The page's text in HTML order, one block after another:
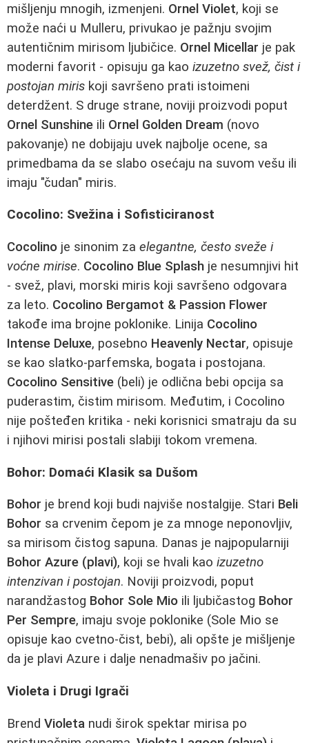
mišljenju mnogih, izmenjeni. Ornel Violet, koji se
može naći u Mulleru, privukao je pažnju svojim
autentičnim mirisom ljubičice. Ornel Micellar je pak
moderni favorit - opisuju ga kao izuzetno svež, čist i
postojan miris koji savršeno prati istoimeni
deterdžent. S druge strane, noviji proizvodi poput
Ornel Sunshine ili Ornel Golden Dream (novo
pakovanje) ne dobijaju uvek najbolje ocene, sa
primedbama da se slabo osećaju na suvom vešu ili
imaju "čudan" miris.
Cocolino: Svežina i Sofisticiranost
Cocolino je sinonim za elegantne, često sveže i
voćne mirise. Cocolino Blue Splash je nesumnjivi hit
- svež, plavi, morski miris koji savršeno odgovara
za leto. Cocolino Bergamot & Passion Flower
takođe ima brojne poklonike. Linija Cocolino
Intense Deluxe, posebno Heavenly Nectar, opisuje
se kao slatko-parfemska, bogata i postojana.
Cocolino Sensitive (beli) je odlična bebi opcija sa
puderastim, čistim mirisom. Međutim, i Cocolino
nije pošteđen kritika - neki korisnici smatraju da su
i njihovi mirisi postali slabiji tokom vremena.
Bohor: Domaći Klasik sa Dušom
Bohor je brend koji budi najviše nostalgije. Stari Beli
Bohor sa crvenim čepom je za mnoge neponovljiv,
sa mirisom čistog sapuna. Danas je najpopularniji
Bohor Azure (plavi), koji se hvali kao izuzetno
intenzivan i postojan. Noviji proizvodi, poput
narandžastog Bohor Sole Mio ili ljubičastog Bohor
Per Sempre, imaju svoje poklonike (Sole Mio se
opisuje kao cvetno-čist, bebi), ali opšte je mišljenje
da je plavi Azure i dalje nenadmašiv po jačini.
Violeta i Drugi Igrači
Brend Violeta nudi širok spektar mirisa po